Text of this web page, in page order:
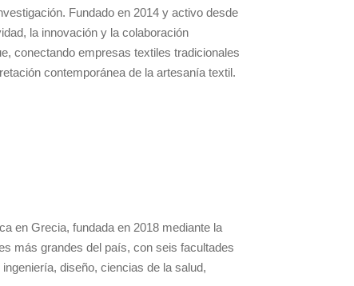
Fundado en 2014 y activo desde
la innovación y la colaboración
conectando empresas textiles tradicionales
contemporánea de la artesanía textil.
en Grecia, fundada en 2018 mediante la
más grandes del país, con seis facultades
diseño, ciencias de la salud,